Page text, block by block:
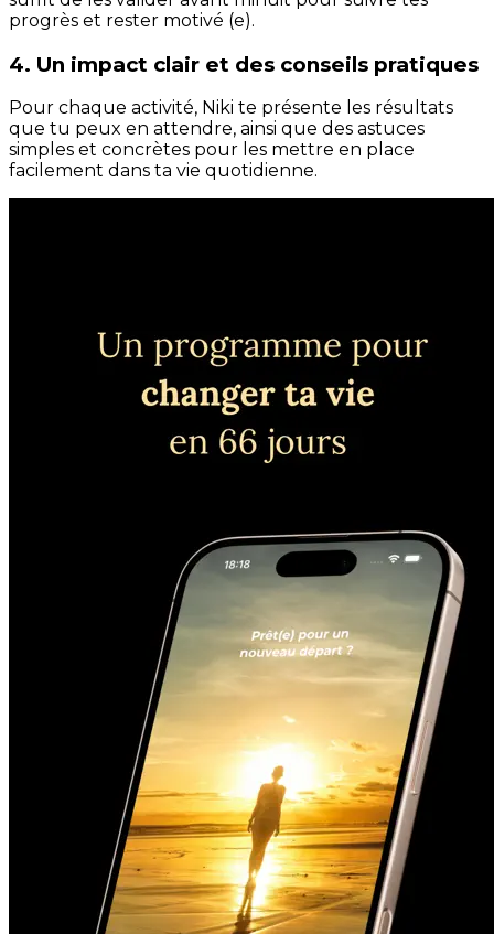
progrès et rester motivé (e).
4. Un impact clair et des conseils pratiques
Pour chaque activité, Niki te présente les résultats
que tu peux en attendre, ainsi que des astuces
simples et concrètes pour les mettre en place
facilement dans ta vie quotidienne.